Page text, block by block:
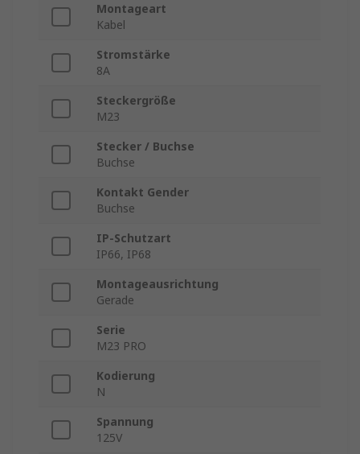
Montageart
Kabel
Stromstärke
8A
Steckergröße
M23
Stecker / Buchse
Buchse
Kontakt Gender
Buchse
IP-Schutzart
IP66, IP68
Montageausrichtung
Gerade
Serie
M23 PRO
Kodierung
N
Spannung
125V